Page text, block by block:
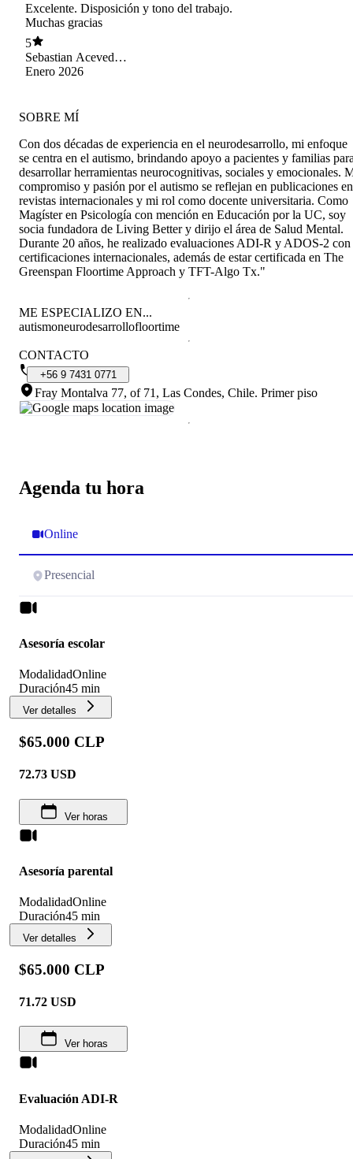
Excelente. Disposición y tono del trabajo.
Muchas gracias
5
Sebastian Acevedo
Araya
Enero 2026
Agenda tu hora
Online
Presencial
Asesoría escolar
ModalidadOnline
Duración45 min
Ver detalles
$65.000 CLP
72.73 USD
Ver horas
Asesoría parental
ModalidadOnline
Duración45 min
Ver detalles
$65.000 CLP
71.72 USD
Ver horas
Evaluación ADI-R
ModalidadOnline
Duración45 min
SOBRE MÍ
Con dos décadas de experiencia en el neurodesarrollo, mi enfoque
se centra en el autismo, brindando apoyo a pacientes y familias
desarrollar herramientas neurocognitivas, sociales y emocionales.
compromiso y pasión por el autismo se reflejan en publicaciones en
revistas internacionales y mi rol como docente universitaria. Como
Magíster en Psicología con mención en Educación por la UC, soy
socia fundadora de Living Better y dirijo el área de Salud Mental.
Durante 20 años, he realizado evaluaciones ADI-R y ADOS-2 con
certificaciones internacionales, además de estar certificada en The
Greenspan Floortime Approach y TFT-Algo Tx."
ME ESPECIALIZO EN...
autismoneurodesarrollofloortime
CONTACTO
+56 9 7431 0771
Fray Montalva 77, of 71, Las Condes, Chile. Primer piso